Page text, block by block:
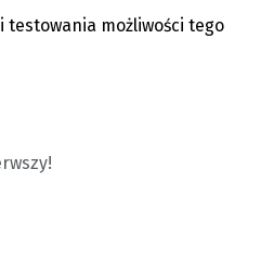
możliwości tego